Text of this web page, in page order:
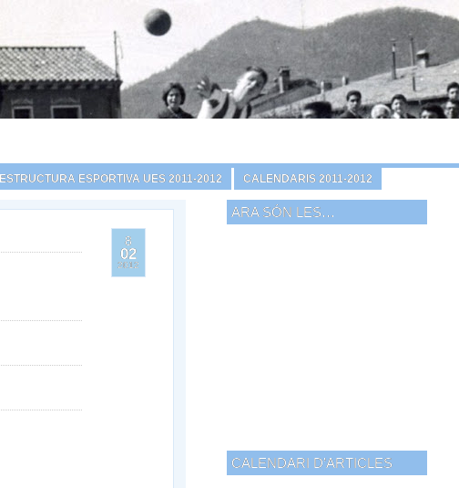
ESTRUCTURA ESPORTIVA UES 2011-2012 CALENDARIS 2011-2012
ARA SÓN LES…
CALENDARI D’ARTICLES
8
02
2012